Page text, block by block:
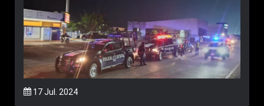
17 Jul. 2024